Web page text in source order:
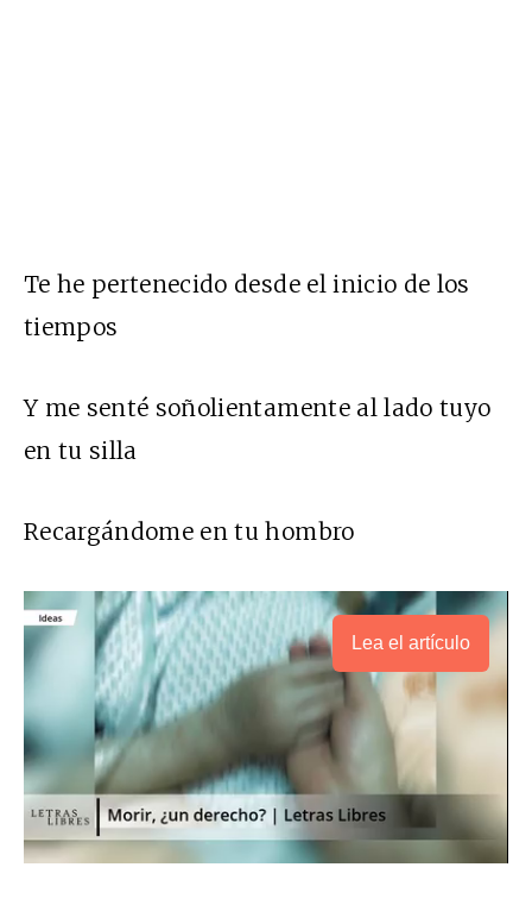
Te he pertenecido desde el inicio de los
tiempos
Y me senté soñolientamente al lado tuyo
en tu silla
Recargándome en tu hombro
Lea el artículo